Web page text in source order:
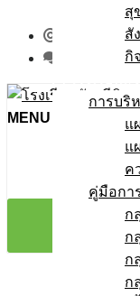
ม
MENU
สุ
สั
กิ
การบริ
แ
แ
ค
คู่มือกา
ก
ก
ก
ก